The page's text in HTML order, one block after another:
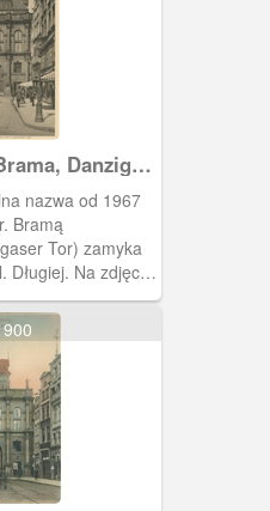
Danzig
nazwa od 1967
Bramą
Tor) zamyka
Długiej. Na zdjęciu
fasada bramy.
latach 1612 - 14
den Blocke' a
Nosi ona
trójprzęsłowy
Wcześniej na jej
się
gotycka.